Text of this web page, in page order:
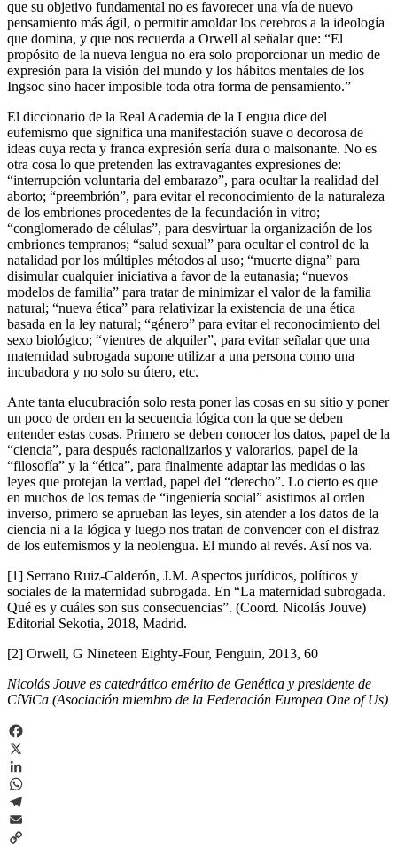
que su objetivo fundamental no es favorecer una vía de nuevo
pensamiento más ágil, o permitir amoldar los cerebros a la ideología
que domina, y que nos recuerda a Orwell al señalar que: “El
propósito de la nueva lengua no era solo proporcionar un medio de
expresión para la visión del mundo y los hábitos mentales de los
Ingsoc sino hacer imposible toda otra forma de pensamiento.”
El diccionario de la Real Academia de la Lengua dice del
eufemismo que significa una manifestación suave o decorosa de
ideas cuya recta y franca expresión sería dura o malsonante. No es
otra cosa lo que pretenden las extravagantes expresiones de:
“interrupción voluntaria del embarazo”, para ocultar la realidad del
aborto; “preembrión”, para evitar el reconocimiento de la naturaleza
de los embriones procedentes de la fecundación in vitro;
“conglomerado de células”, para desvirtuar la organización de los
embriones tempranos; “salud sexual” para ocultar el control de la
natalidad por los múltiples métodos al uso; “muerte digna” para
disimular cualquier iniciativa a favor de la eutanasia; “nuevos
modelos de familia” para tratar de minimizar el valor de la familia
natural; “nueva ética” para relativizar la existencia de una ética
basada en la ley natural; “género” para evitar el reconocimiento del
sexo biológico; “vientres de alquiler”, para evitar señalar que una
maternidad subrogada supone utilizar a una persona como una
incubadora y no solo su útero, etc.
Ante tanta elucubración solo resta poner las cosas en su sitio y poner
un poco de orden en la secuencia lógica con la que se deben
entender estas cosas. Primero se deben conocer los datos, papel de la
“ciencia”, para después racionalizarlos y valorarlos, papel de la
“filosofía” y la “ética”, para finalmente adaptar las medidas o las
leyes que protejan la verdad, papel del “derecho”. Lo cierto es que
en muchos de los temas de “ingeniería social” asistimos al orden
inverso, primero se aprueban las leyes, sin atender a los datos de la
ciencia ni a la lógica y luego nos tratan de convencer con el disfraz
de los eufemismos y la neolengua. El mundo al revés. Así nos va.
[1] Serrano Ruiz-Calderón, J.M. Aspectos jurídicos, políticos y
sociales de la maternidad subrogada. En “La maternidad subrogada.
Qué es y cuáles son sus consecuencias”. (Coord. Nicolás Jouve)
Editorial Sekotia, 2018, Madrid.
[2] Orwell, G Nineteen Eighty-Four, Penguin, 2013, 60
Nicolás Jouve es catedrático emérito de Genética y presidente de
CíViCa (Asociación miembro de la Federación Europea One of Us)
Facebook
X
LinkedIn
WhatsApp
Telegram
Email